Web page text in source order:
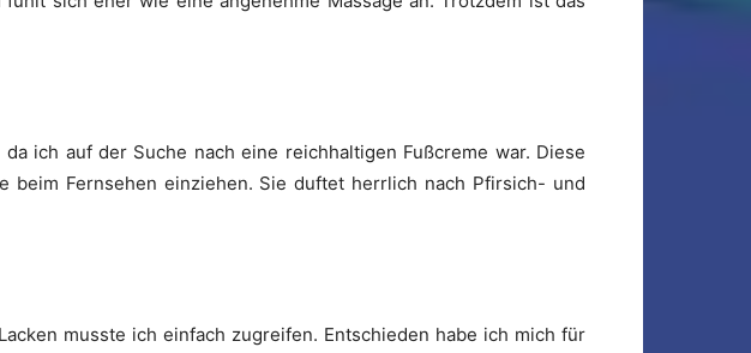
ich auf der Suche nach eine reichhaltigen Fußcreme war. Diese
Fernsehen einziehen. Sie duftet herrlich nach Pfirsich- und
musste ich einfach zugreifen. Entschieden habe ich mich für